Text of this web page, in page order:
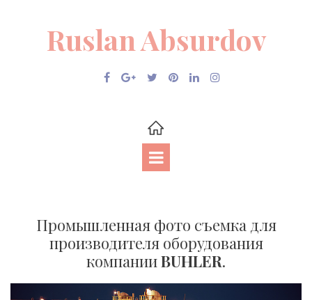
Ruslan Absurdov
Промышленная фото съемка для
производителя оборудования
компанииBUHLER.